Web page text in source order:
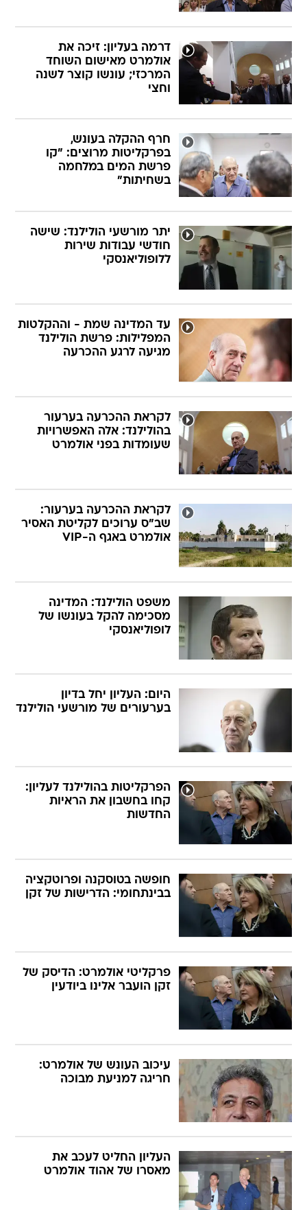
דרמה בעליון: זיכה את
אולמרט מאישום השוחד
המרכזי; עונשו קוצר לשנה
וחצי
חרף ההקלה בעונש,
בפרקליטות מרוצים: "קו
פרשת המים במלחמה
בשחיתות"
יתר מורשעי הולילנד: שישה
חודשי עבודות שירות
ללופוליאנסקי
עד המדינה שמת - וההקלטות
המפלילות: פרשת הולילנד
מגיעה לרגע ההכרעה
לקראת ההכרעה בערעור
בהולילנד: אלה האפשרויות
שעומדות בפני אולמרט
לקראת ההכרעה בערעור:
שב"ס ערוכים לקליטת האסיר
אולמרט באגף ה-VIP
משפט הולילנד: המדינה
מסכימה להקל בעונשו של
לופוליאנסקי
היום: העליון יחל בדיון
בערעורים של מורשעי הולילנד
הפרקליטות בהולילנד לעליון:
קחו בחשבון את הראיות
החדשות
חופשה בטוסקנה ופרוטקציה
בבינתחומי: הדרישות של זקן
פרקליטי אולמרט: הדיסק של
זקן הועבר אלינו ביודעין
עיכוב העונש של אולמרט:
חריגה למניעת מבוכה
העליון החליט לעכב את
מאסרו של אהוד אולמרט